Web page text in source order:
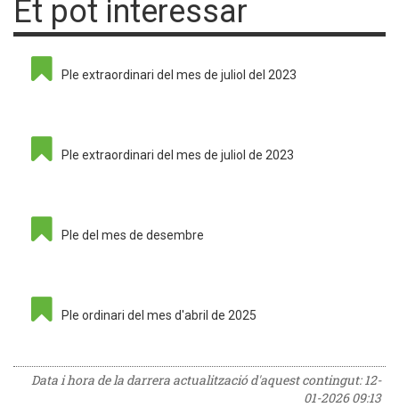
Et pot interessar
Ple extraordinari del mes de juliol del 2023
Ple extraordinari del mes de juliol de 2023
Ple del mes de desembre
Ple ordinari del mes d'abril de 2025
Data i hora de la darrera actualització d'aquest contingut:12-
01-2026 09:13